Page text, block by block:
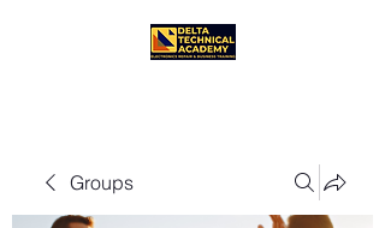
Groups